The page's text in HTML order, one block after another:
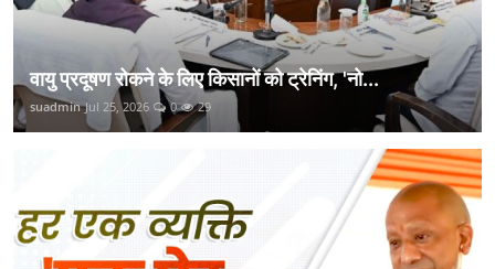
वायु प्रदूषण रोकने के लिए किसानों को ट्रेनिंग, 'नो...
suadmin Jul 25, 2026 0 29